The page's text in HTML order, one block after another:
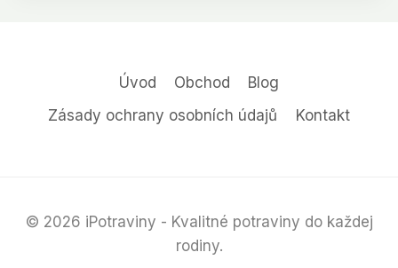
Úvod Obchod
Blog
Zásady ochrany osobních údajů
Kontakt
© 2026 iPotraviny - Kvalitné potraviny do každej
rodiny.